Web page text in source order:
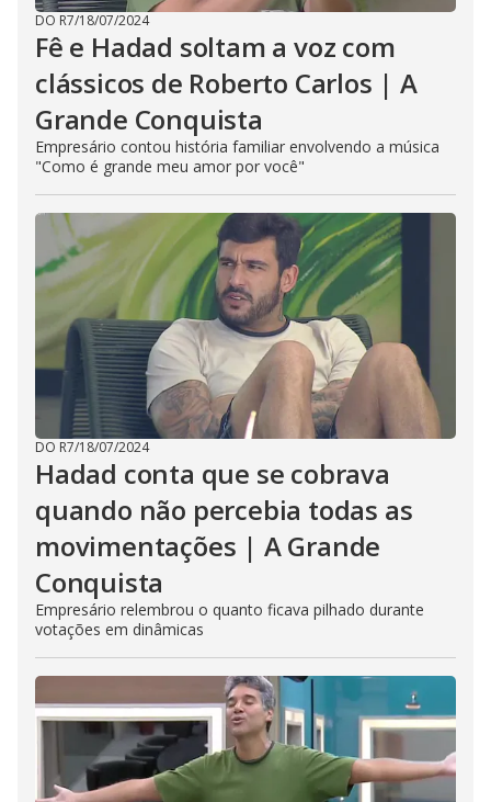
DO R7/18/07/2024
Fê e Hadad soltam a voz com
clássicos de Roberto Carlos | A
Grande Conquista
Empresário contou história familiar envolvendo a música
"Como é grande meu amor por você"
DO R7/18/07/2024
Hadad conta que se cobrava
quando não percebia todas as
movimentações | A Grande
Conquista
Empresário relembrou o quanto ficava pilhado durante
votações em dinâmicas